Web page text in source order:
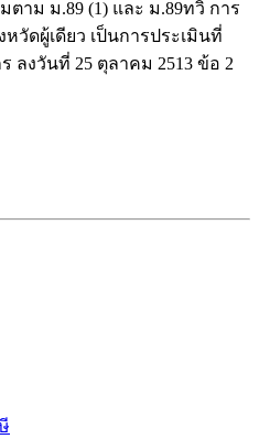
ตาม ม.89 (1) และ ม.89ทวิ การ
วัดผู้เดียว เป็นการประเมินที่
ลงวันที่ 25 ตุลาคม 2513 ข้อ 2